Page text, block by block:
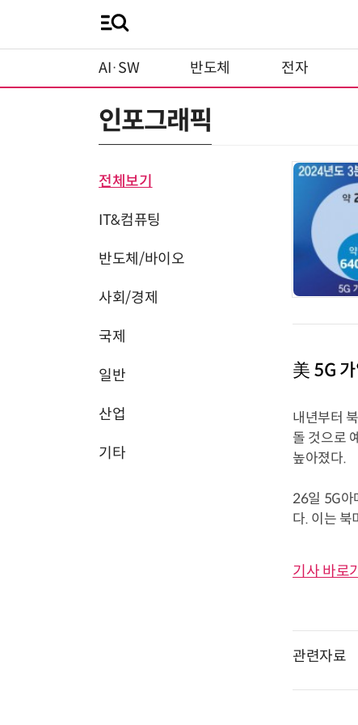
AI·SW 반도체 전자
인포그래픽
전체보기
IT&컴퓨팅
반도체/바이오
사회/경제
국제
일반
산업
기타
美 5G
내년부터
돌 것으로
높아졌다.
26일 5G아
다. 이는
기사 바로
관련자료